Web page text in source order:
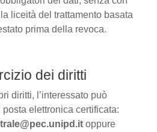
liceità del trattamento basata
prima della revoca.
dei diritti
diritti, l’interessato può
elettronica certificata:
oppure